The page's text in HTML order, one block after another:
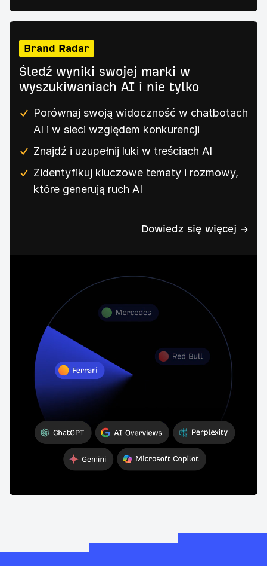
Brand Radar
Śledź wyniki swojej marki w
wyszukiwaniach AI i nie tylko
Porównaj swoją widoczność w chatbotach
AI i w sieci względem konkurencji
Znajdź i uzupełnij luki w treściach AI
Zidentyfikuj kluczowe tematy i rozmowy,
które generują ruch AI
Dowiedz się więcej →